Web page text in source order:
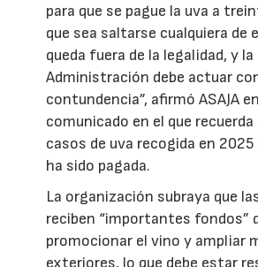
para que se pague la uva a
que sea saltarse cualquiera de
queda fuera de la legalidad, y la
Administración debe actuar
contundencia”, afirmó ASAJA
comunicado en el que recuerda
casos de uva recogida en 2025
ha sido pagada.
La organización subraya que
reciben “importantes fondos”
promocionar el vino y ampliar